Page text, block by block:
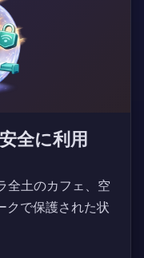
全に利用
全土のカフェ、空
クで保護された状